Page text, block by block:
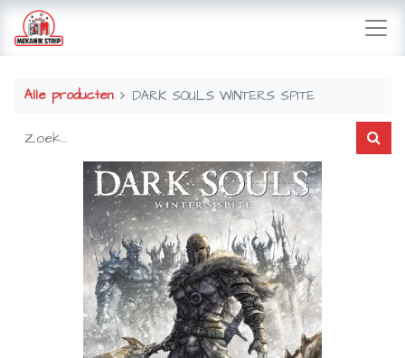
Alle producten DARK SOULS WINTERS SPITE